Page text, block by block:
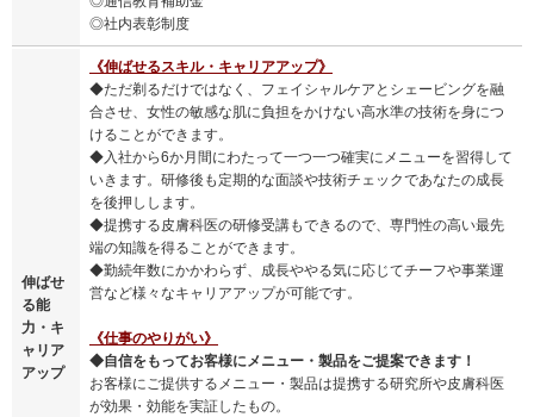
◎社内表彰制度
伸ばせ
る能
力・キ
ャリア
アップ
《伸ばせるスキル・キャリアアップ》
◆ただ剃るだけではなく、フェイシャルケアとシェービングを融
合させ、女性の敏感な肌に負担をかけない高水準の技術を身につ
けることができます。
◆入社から6か月間にわたって一つ一つ確実にメニューを習得して
いきます。研修後も定期的な面談や技術チェックであなたの成長
を後押しします。
◆提携する皮膚科医の研修受講もできるので、専門性の高い最先
端の知識を得ることができます。
◆勤続年数にかかわらず、成長ややる気に応じてチーフや事業運
営など様々なキャリアアップが可能です。
《仕事のやりがい》
◆自信をもってお客様にメニュー・製品をご提案できます！
お客様にご提供するメニュー・製品は提携する研究所や皮膚科医
が効果・効能を実証したもの。